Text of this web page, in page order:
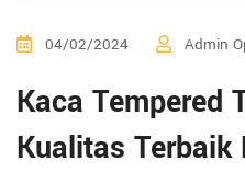
04/02/2024 Admin
Kaca Tempered
Kualitas Terbaik